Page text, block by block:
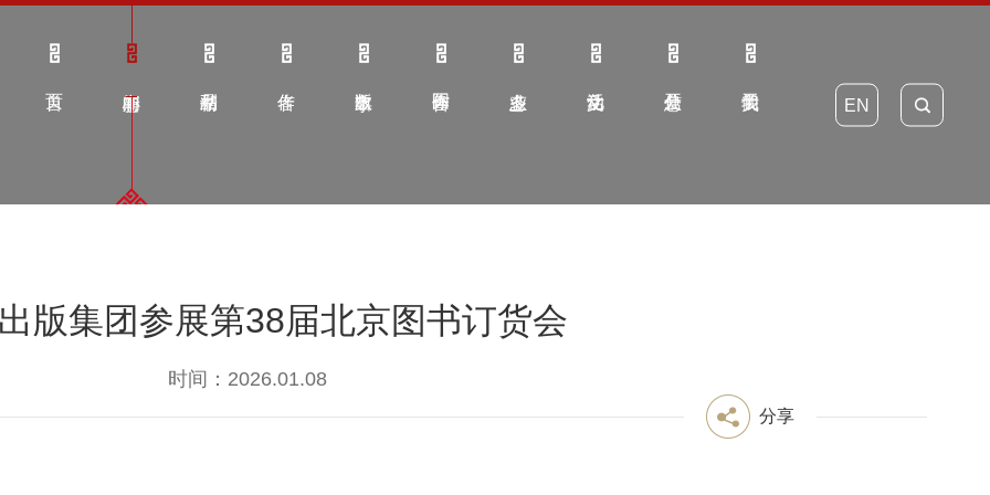
EN
版集团参展第38届北京图书订货会
时间：2026.01.08
分享